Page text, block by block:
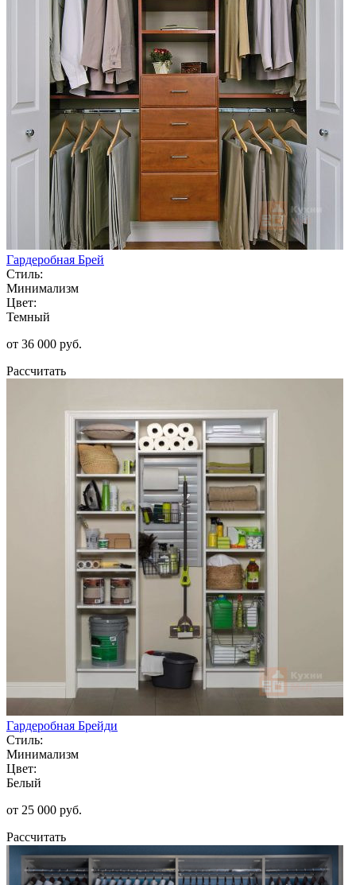
Гардеробная Брей
Стиль:
Минимализм
Цвет:
Темный
от 36 000 руб.
Рассчитать
Гардеробная Брейди
Стиль:
Минимализм
Цвет:
Белый
от 25 000 руб.
Рассчитать